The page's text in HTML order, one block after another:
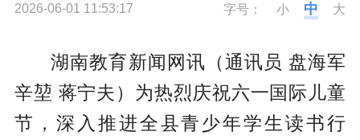
2026-06-01 11:53:17 字号： 小 中 大
湖南教育新闻网讯（通讯员 盘海军
辛堃 蒋宁夫）为热烈庆祝六一国际儿童
节，深入推进全县青少年学生读书行